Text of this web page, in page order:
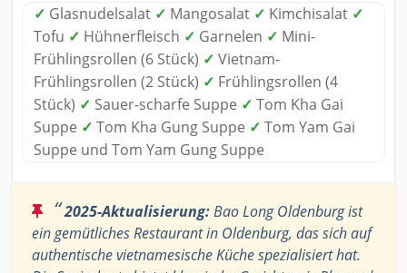
✓ Glasnudelsalat ✓ Mangosalat ✓ Kimchisalat ✓
Tofu ✓ Hühnerfleisch ✓ Garnelen ✓ Mini-
Frühlingsrollen (6 Stück) ✓ Vietnam-
Frühlingsrollen (2 Stück) ✓ Frühlingsrollen (4
Stück) ✓ Sauer-scharfe Suppe ✓ Tom Kha Gai
Suppe ✓ Tom Kha Gung Suppe ✓ Tom Yam Gai
Suppe und Tom Yam Gung Suppe
“2025-Aktualisierung:Bao Long Oldenburg ist
ein gemütliches Restaurant in Oldenburg, das sich auf
authentische vietnamesische Küche spezialisiert hat.